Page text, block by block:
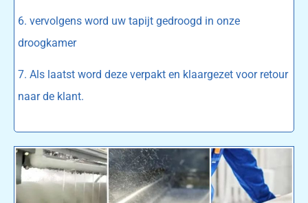
6. vervolgens word uw tapijt gedroogd in onze
droogkamer
7. Als laatst word deze verpakt en klaargezet voor retour
naar de klant.